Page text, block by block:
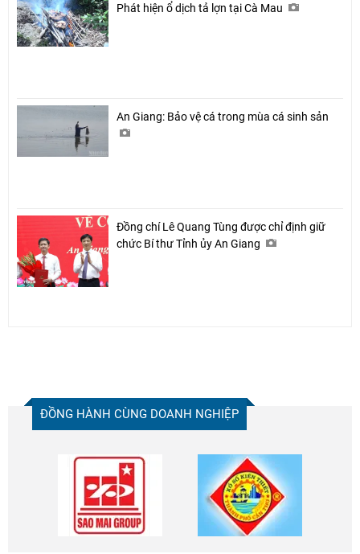
Phát hiện ổ dịch tả lợn tại Cà Mau
An Giang: Bảo vệ cá trong mùa cá sinh sản
Đồng chí Lê Quang Tùng được chỉ định giữ
chức Bí thư Tỉnh ủy An Giang
ĐỒNG HÀNH CÙNG DOANH NGHIỆP